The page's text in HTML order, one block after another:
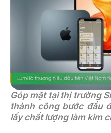
Góp mặt tại thị trường
thành công bước đầu
lấy chất lượng làm kim